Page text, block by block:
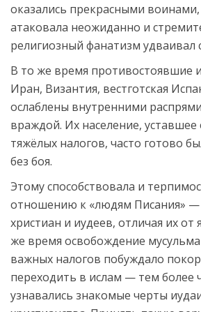
оказались прекрасными
атаковала неожиданно и
религиозный фанатизм удваивал
В то же время
Иран, Византия, вестготская
ослаблены внутренними
враждой. Их население, уставшее
тяжёлых налогов, часто готово
без боя.
Этому способствовала и
отношению к «людям Писания» —
христиан и иудеев, отличая их от
же время освобождение
важных налогов побуждало
переходить в ислам — тем более
узнавались знакомые черты